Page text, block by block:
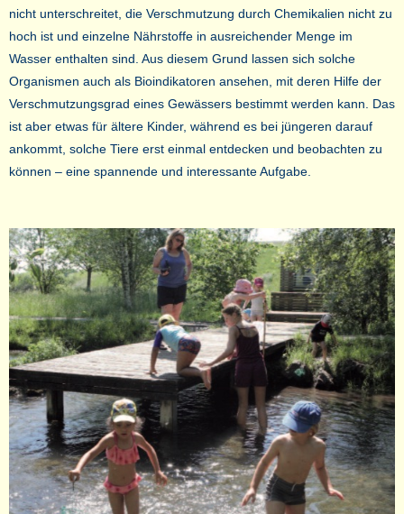
nicht unterschreitet, die Verschmutzung durch Chemikalien nicht zu
hoch ist und einzelne Nährstoffe in ausreichender Menge im
Wasser enthalten sind. Aus diesem Grund lassen sich solche
Organismen auch als Bioindikatoren ansehen, mit deren Hilfe der
Verschmutzungsgrad eines Gewässers bestimmt werden kann. Das
ist aber etwas für ältere Kinder, während es bei jüngeren darauf
ankommt, solche Tiere erst einmal entdecken und beobachten zu
können – eine spannende und interessante Aufgabe.